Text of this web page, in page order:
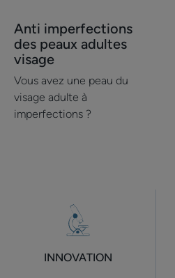
Découvrir
Anti
imperfections
des
peaux
adultes
Anti imperfections
des peaux adultes
visage
Vous avez une peau du
visage adulte à
imperfections ?
INNOVATION